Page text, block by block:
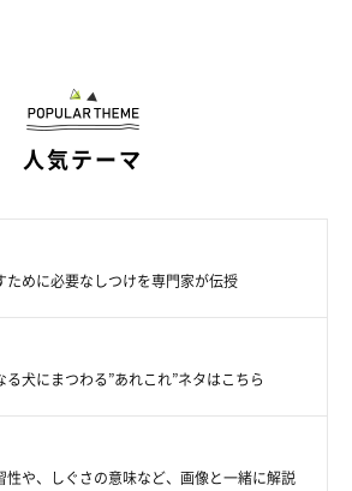
ー
」という気持ち
を感じると、「不審なものが近づいてきて
てほしい」と、警戒心を抱いて吠えます。
人気テーマ
ために必要なしつけを専門家が伝授
犬にまつわる”あれこれ”ネタはこちら
性や、しぐさの意味など、画像と一緒に解説